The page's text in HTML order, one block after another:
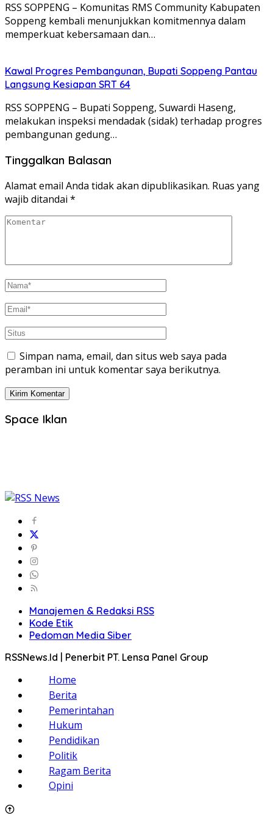
RSS SOPPENG – Komunitas RMS Community Kabupaten
Soppeng kembali menunjukkan komitmennya dalam
memperkuat kebersamaan dan…
Kawal Progres Pembangunan, Bupati Soppeng Pantau
Langsung Kesiapan SRT 64
RSS SOPPENG – Bupati Soppeng, Suwardi Haseng,
melakukan inspeksi mendadak (sidak) terhadap progres
pembangunan gedung…
Tinggalkan Balasan
Alamat email Anda tidak akan dipublikasikan. Ruas yang
wajib ditandai *
Simpan nama, email, dan situs web saya pada
peramban ini untuk komentar saya berikutnya.
Space Iklan
Manajemen & Redaksi RSS
Kode Etik
Pedoman Media Siber
RSSNews.Id | Penerbit PT. Lensa Panel Group
Home
Berita
Pemerintahan
Hukum
Pendidikan
Politik
Ragam Berita
Opini